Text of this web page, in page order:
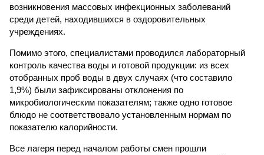
возникновения массовых инфекционных заболеваний
среди детей, находившихся в оздоровительных
учреждениях.
Помимо этого, специалистами проводился лабораторный
контроль качества воды и готовой продукции: из всех
отобранных проб воды в двух случаях (что составило
1,9%) были зафиксированы отклонения по
микробиологическим показателям; также одно готовое
блюдо не соответствовало установленным нормам по
показателю калорийности.
Все лагеря перед началом работы смен прошли